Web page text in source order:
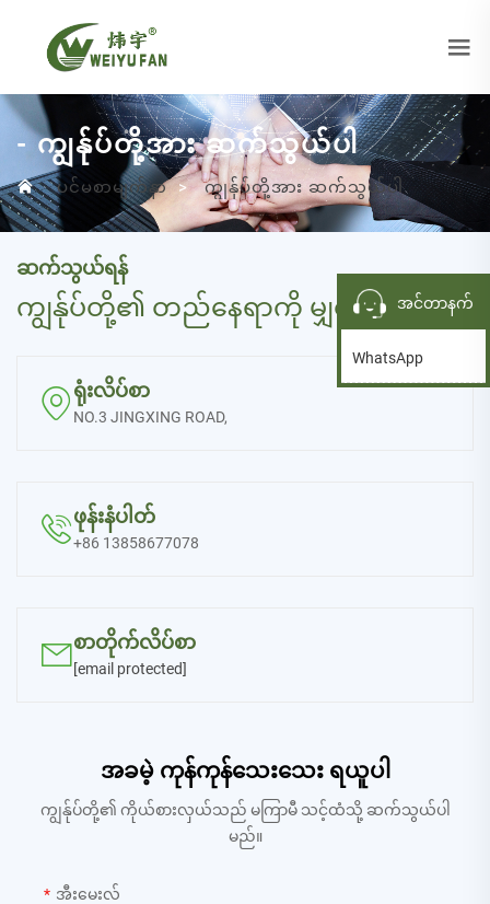
- ကျွန်ုပ်တို့အား ဆက်သွယ်ပါ
ပင်မစာမျက်နှာ > ကျွန်ုပ်တို့အား ဆက်သွယ်ပါ
ဆက်သွယ်ရန်
ကျွန်ုပ်တို့၏ တည်နေရာကို မျှဝေပေးပါ
ရုံးလိပ်စာ
NO.3 JINGXING ROAD,
ဖုန်းနံပါတ်
+86 13858677078
စာတိုက်လိပ်စာ
[email protected]
အခမဲ့ ကုန်ကုန်သေးသေး ရယူပါ
ကျွန်ုပ်တို့၏ ကိုယ်စားလှယ်သည် မကြာမီ သင့်ထံသို့ ဆက်သွယ်ပါ
မည်။
အီးမေးလ်
အင်တာနက်
WhatsApp